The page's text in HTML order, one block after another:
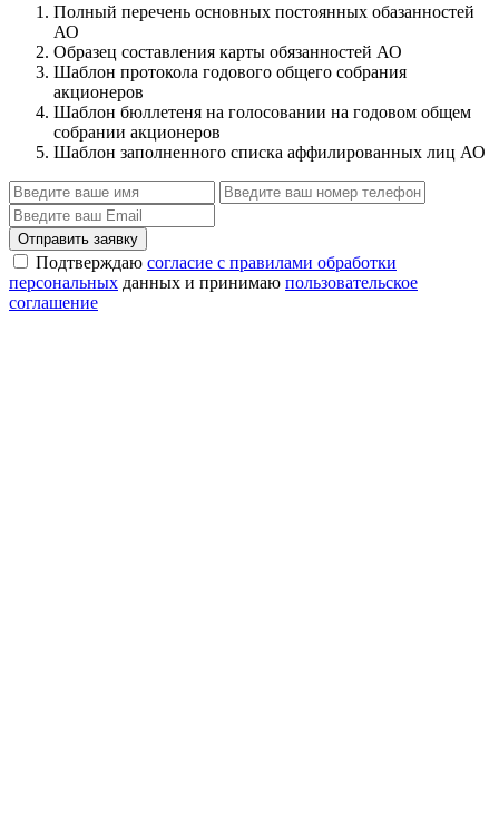
Полный перечень основных постоянных обазанностей
АО
Образец составления карты обязанностей АО
Шаблон протокола годового общего собрания
акционеров
Шаблон бюллетеня на голосовании на годовом общем
собрании акционеров
Шаблон заполненного списка аффилированных лиц АО
Отправить заявку
Подтверждаю согласие с правилами обработки
персональных данных и принимаю пользовательское
соглашение